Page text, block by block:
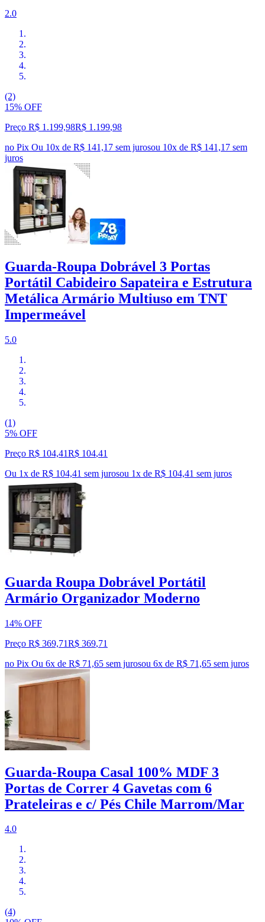
2.0
(2)
15% OFF
Preço R$ 1.199,98R$ 1.199,98
no Pix Ou 10x de R$ 141,17 sem jurosou 10x de R$ 141,17 sem
juros
Guarda-Roupa Dobrável 3 Portas
Portátil Cabideiro Sapateira e Estrutura
Metálica Armário Multiuso em TNT
Impermeável
5.0
(1)
5% OFF
Preço R$ 104,41R$ 104,41
Ou 1x de R$ 104,41 sem jurosou 1x de R$ 104,41 sem juros
Guarda Roupa Dobrável Portátil
Armário Organizador Moderno
14% OFF
Preço R$ 369,71R$ 369,71
no Pix Ou 6x de R$ 71,65 sem jurosou 6x de R$ 71,65 sem juros
Guarda-Roupa Casal 100% MDF 3
Portas de Correr 4 Gavetas com 6
Prateleiras e c/ Pés Chile Marrom/Mar
4.0
(4)